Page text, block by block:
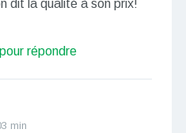
dit la qualité à son prix!
répondre
min